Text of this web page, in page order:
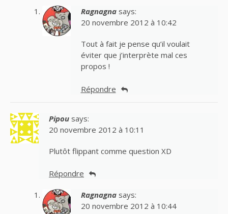
Ragnagna says:
20 novembre 2012 à 10:42
Tout à fait je pense qu’il voulait
éviter que j’interprète mal ces
propos !
Répondre
Pipou says:
20 novembre 2012 à 10:11
Plutôt flippant comme question XD
Répondre
Ragnagna says:
20 novembre 2012 à 10:44